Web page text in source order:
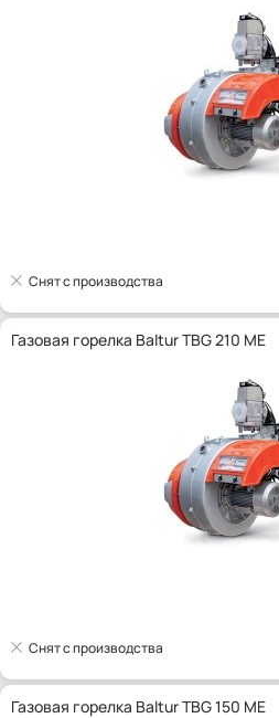
Снят с производства
Газовая горелка Baltur TBG 210 ME
Снят с производства
Газовая горелка Baltur TBG 150 ME